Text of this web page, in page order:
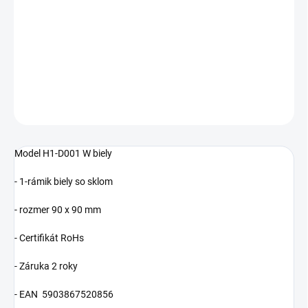
Model H1-D001 W biely
- 1-rámik biely so sklom
- rozmer 90 x 90 mm
- Certifikát RoHs
- Záruka 2 roky
- EAN 5903867520856